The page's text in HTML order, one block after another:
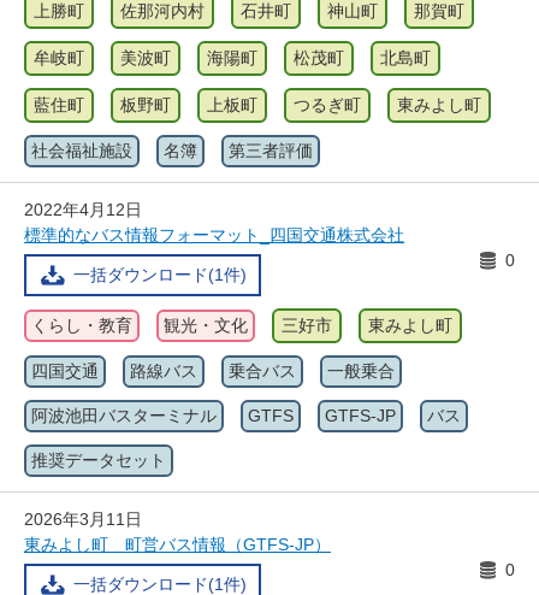
上勝町 佐那河内村 石井町 神山町 那賀町
牟岐町 美波町 海陽町 松茂町 北島町
藍住町 板野町 上板町 つるぎ町 東みよし町
社会福祉施設 名簿 第三者評価
2022年4月12日
標準的なバス情報フォーマット_四国交通株式会社
一括ダウンロード(1件)
0
くらし・教育 観光・文化 三好市 東みよし町
四国交通 路線バス 乗合バス 一般乗合
阿波池田バスターミナル GTFS GTFS-JP バス
推奨データセット
2026年3月11日
東みよし町 町営バス情報（GTFS-JP）
一括ダウンロード(1件)
0